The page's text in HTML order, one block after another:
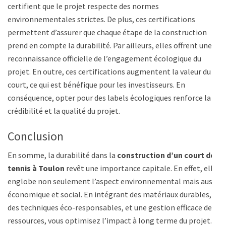
certifient que le projet respecte des normes
environnementales strictes. De plus, ces certifications
permettent d’assurer que chaque étape de la construction
prend en compte la durabilité. Par ailleurs, elles offrent une
reconnaissance officielle de l’engagement écologique du
projet. En outre, ces certifications augmentent la valeur du
court, ce qui est bénéfique pour les investisseurs. En
conséquence, opter pour des labels écologiques renforce la
crédibilité et la qualité du projet.
Conclusion
En somme, la durabilité dans la construction d’un court de
tennis à Toulon revêt une importance capitale. En effet, elle
englobe non seulement l’aspect environnemental mais aussi
économique et social. En intégrant des matériaux durables,
des techniques éco-responsables, et une gestion efficace des
ressources, vous optimisez l’impact à long terme du projet.